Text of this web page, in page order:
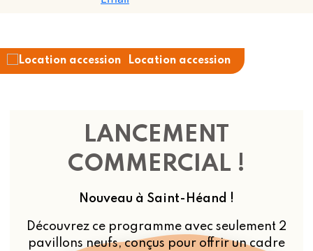
LANCEMENT
COMMERCIAL !
Nouveau à Saint-Héand !
Découvrez ce programme avec seulement 2
pavillons neufs, conçus pour offrir un cadre
Location accession